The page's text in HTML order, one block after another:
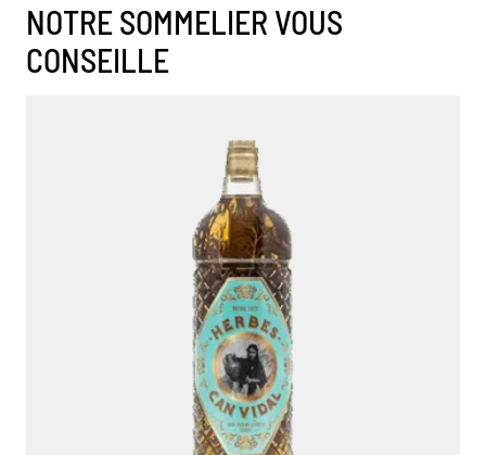
NOTRE SOMMELIER VOUS
CONSEILLE